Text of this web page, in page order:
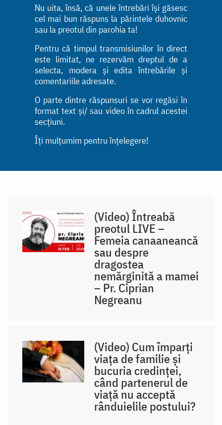
Nu uita, însă, că unele întrebări își găsesc
cel mai bun răspuns la părintele duhovnic
sau la preotul din parohia ta!
Pentru că timpul transmisiunilor în direct
este limitat, ne rezervăm dreptul de a
selecta, modera și edita întrebările și
comentariile adresate.
O parte dintre răspunsuri se vor regăsi în
format text și/ sau video în cadrul acestei
secțiuni.
Îți mulțumim pentru înțelegere!
(Video) Întreabă
preotul LIVE –
Femeia canaaneancă
sau despre
dragostea
nemărginită a mamei
– Pr. Ciprian
Negreanu
(Video) Cum împarți
viața de familie și
bucuria credinței,
când partenerul de
viață nu acceptă
rânduielile postului?